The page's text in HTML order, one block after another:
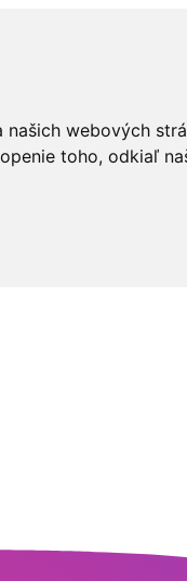
webových
toho, odkiaľ